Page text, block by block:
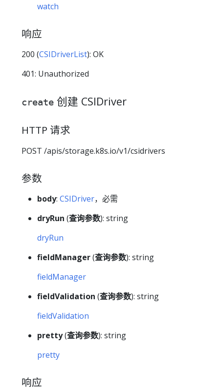
watch
响应
200 (CSIDriverList): OK
401: Unauthorized
create 创建 CSIDriver
HTTP 请求
POST /apis/storage.k8s.io/v1/csidrivers
参数
body: CSIDriver，必需
dryRun (查询参数): string
dryRun
fieldManager(查询参数): string
fieldManager
fieldValidation (查询参数): string
fieldValidation
pretty(查询参数): string
pretty
响应